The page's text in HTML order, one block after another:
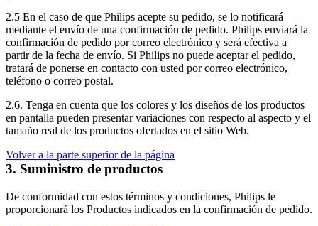
2.5 En el caso de que Philips acepte su pedido, se lo notificará
mediante el envío de una confirmación de pedido. Philips enviará la
confirmación de pedido por correo electrónico y será efectiva a
partir de la fecha de envío. Si Philips no puede aceptar el pedido,
tratará de ponerse en contacto con usted por correo electrónico,
teléfono o correo postal.
2.6. Tenga en cuenta que los colores y los diseños de los productos
en pantalla pueden presentar variaciones con respecto al aspecto y el
tamaño real de los productos ofertados en el sitio Web.
Volver a la parte superior de la página
3. Suministro de productos
De conformidad con estos términos y condiciones, Philips le
proporcionará los Productos indicados en la confirmación de pedido.